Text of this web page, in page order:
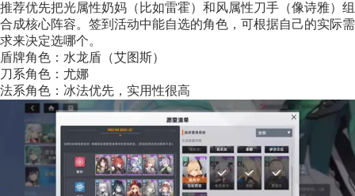
推荐优先把光属性奶妈（比如雷霍）和风属性刀手（像诗雅）组
合成核心阵容。签到活动中能自选的角色，可根据自己的实际需
求来决定选哪个。
盾牌角色：水龙盾（艾图斯）
刀系角色：尤娜
法系角色：冰法优先，实用性很高